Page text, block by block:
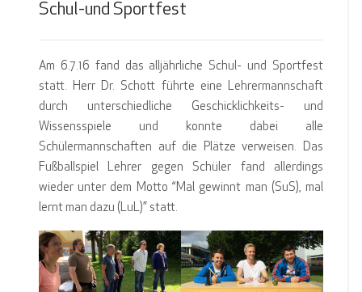
Schul-und Sportfest
Am 6.7.16 fand das alljährliche Schul- und Sportfest
statt. Herr Dr. Schott führte eine Lehrermannschaft
durch unterschiedliche Geschicklichkeits- und
Wissensspiele und konnte dabei alle
Schülermannschaften auf die Plätze verweisen. Das
Fußballspiel Lehrer gegen Schüler fand allerdings
wieder unter dem Motto “Mal gewinnt man (SuS), mal
lernt man dazu (LuL)” statt.